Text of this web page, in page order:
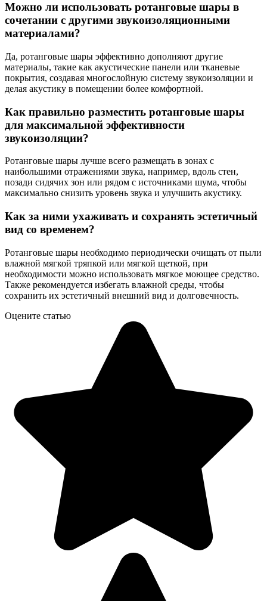
Можно ли использовать ротанговые шары в
сочетании с другими звукоизоляционными
материалами?
Да, ротанговые шары эффективно дополняют другие
материалы, такие как акустические панели или тканевые
покрытия, создавая многослойную систему звукоизоляции и
делая акустику в помещении более комфортной.
Как правильно разместить ротанговые шары
для максимальной эффективности
звукоизоляции?
Ротанговые шары лучше всего размещать в зонах с
наибольшими отражениями звука, например, вдоль стен,
позади сидячих зон или рядом с источниками шума, чтобы
максимально снизить уровень звука и улучшить акустику.
Как за ними ухаживать и сохранять эстетичный
вид со временем?
Ротанговые шары необходимо периодически очищать от пыли
влажной мягкой тряпкой или мягкой щеткой, при
необходимости можно использовать мягкое моющее средство.
Также рекомендуется избегать влажной среды, чтобы
сохранить их эстетичный внешний вид и долговечность.
Оцените статью